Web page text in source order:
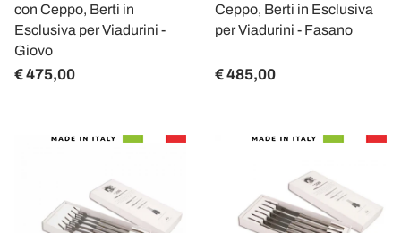
con Ceppo, Berti in
Esclusiva per Viadurini -
Giovo
€ 475,00
Ceppo, Berti in Esclusiva
per Viadurini - Fasano
€ 485,00